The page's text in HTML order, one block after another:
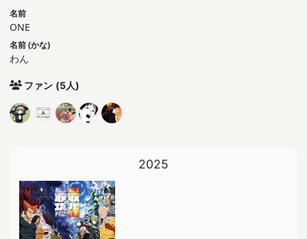
名前
ONE
名前 (かな)
わん
ファン (5人)
2025